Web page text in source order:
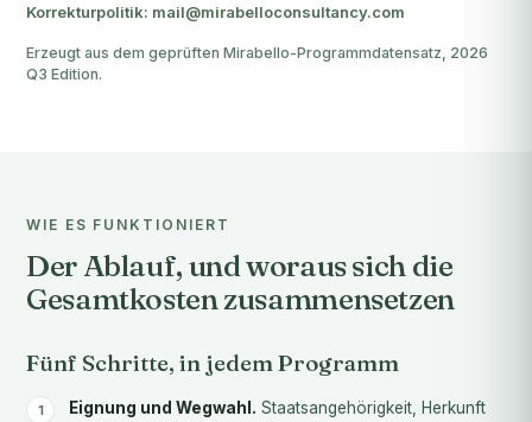
Korrekturpolitik: mail@mirabelloconsultancy.com
Erzeugt aus dem geprüften Mirabello-Programmdatensatz, 2026
Q3 Edition.
WIE ES FUNKTIONIERT
Der Ablauf, und woraus sich die
Gesamtkosten zusammensetzen
Fünf Schritte, in jedem Programm
Eignung und Wegwahl. Staatsangehörigkeit, Herkunft